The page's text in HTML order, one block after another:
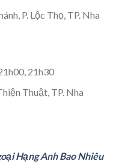
P. Lộc Thọ, TP. Nha
21h30
Thuật, TP. Nha
Hạng Anh Bao Nhiêu